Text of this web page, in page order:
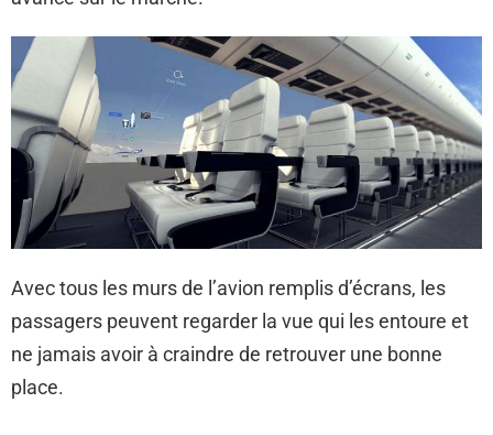
Avec tous les murs de l’avion remplis d’écrans, les
passagers peuvent regarder la vue qui les entoure et
ne jamais avoir à craindre de retrouver une bonne
place.